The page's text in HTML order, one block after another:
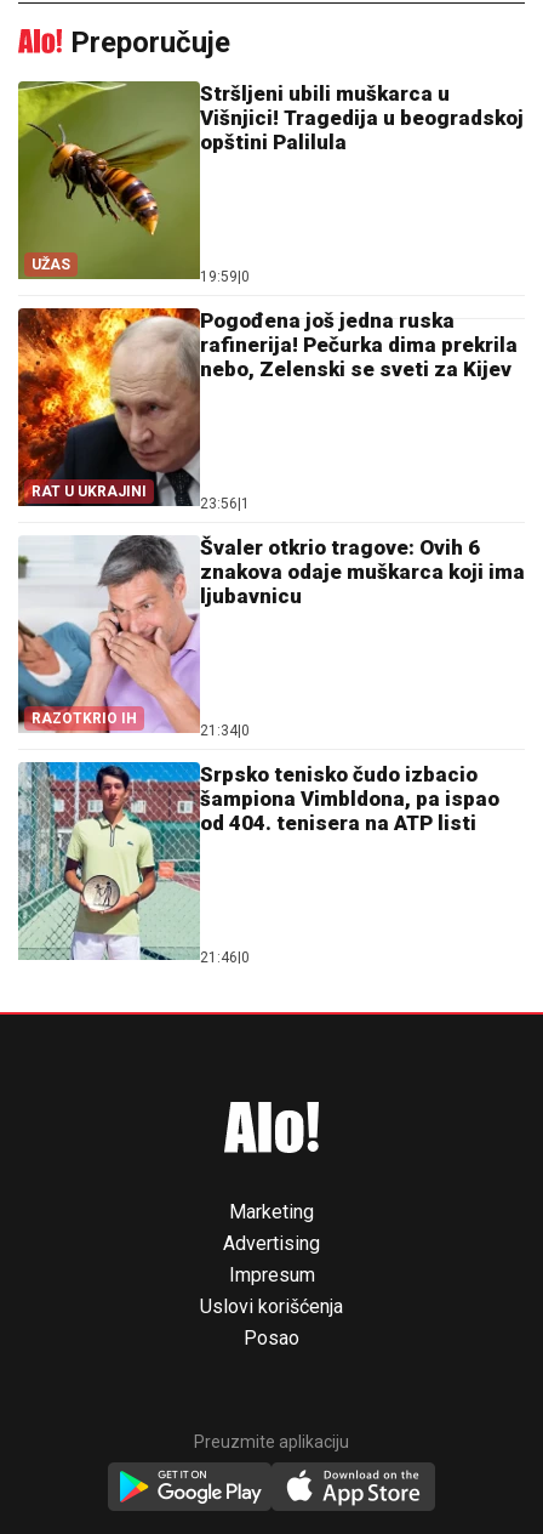
Preporučuje
UŽAS
Stršljeni ubili muškarca u
Višnjici! Tragedija u beogradskoj
opštini Palilula
19:59 0
RAT U UKRAJINI
Pogođena još jedna ruska
rafinerija! Pečurka dima prekrila
nebo, Zelenski se sveti za Kijev
23:56 1
RAZOTKRIO IH
Švaler otkrio tragove: Ovih 6
znakova odaje muškarca koji ima
ljubavnicu
21:34 0
Srpsko tenisko čudo izbacio
šampiona Vimbldona, pa ispao
od 404. tenisera na ATP listi
21:46 0
Marketing
Advertising
Impresum
Uslovi korišćenja
Posao
Preuzmite aplikaciju